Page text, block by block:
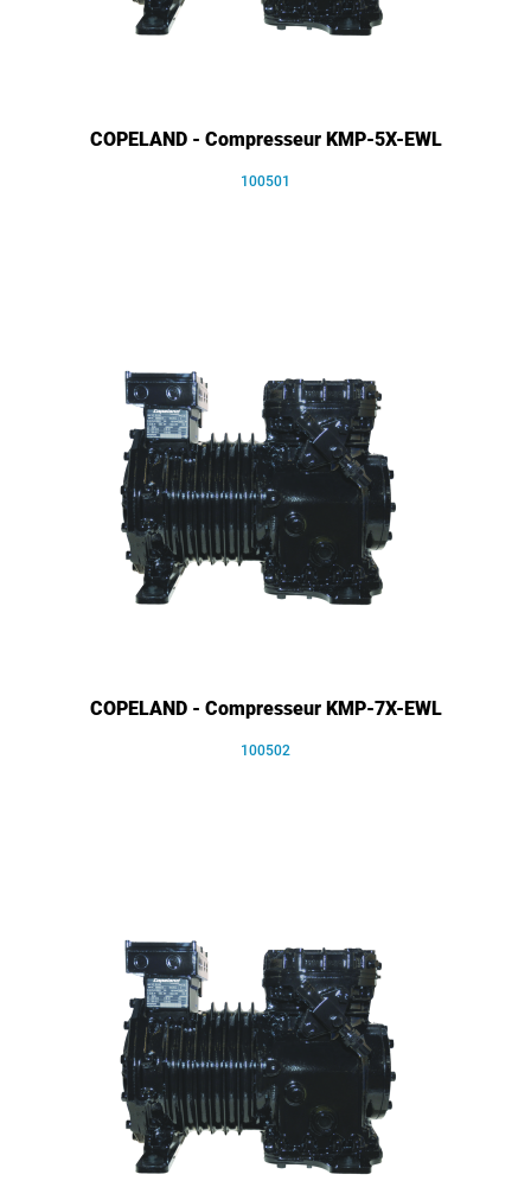
COPELAND - Compresseur KMP-5X-EWL
100501
COPELAND - Compresseur KMP-7X-EWL
100502